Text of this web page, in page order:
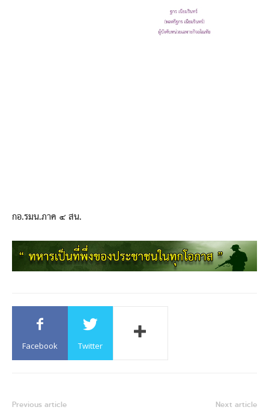
กอ.รมน.ภาค ๔ สน.
Facebook Twitter
Previous article Next article